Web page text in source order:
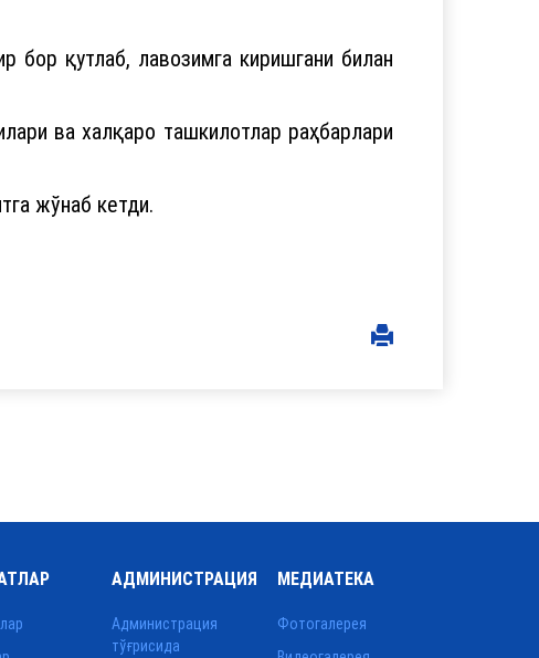
бор қутлаб, лавозимга киришгани билан
ва халқаро ташкилотлар раҳбарлари
жўнаб кетди.
АДМИНИСТРАЦИЯ
Администрация
тўғрисида
МЕДИАТЕКА
Фотогалерея